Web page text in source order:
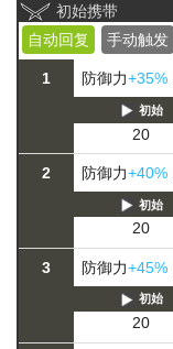
初始携带
自动回复
手动触发
1 防御力+35%
初始
20
2 防御力+40%
初始
20
3 防御力+45%
初始
20